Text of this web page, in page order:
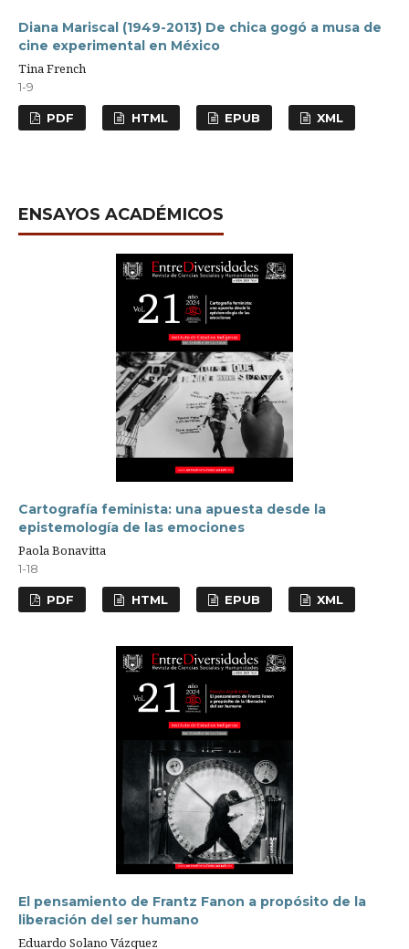
Diana Mariscal (1949-2013) De chica gogó a musa de
cine experimental en México
Tina French
1-9
PDF HTML EPUB XML
ENSAYOS ACADÉMICOS
Cartografía feminista: una apuesta desde la
epistemología de las emociones
Paola Bonavitta
1-18
PDF HTML EPUB XML
El pensamiento de Frantz Fanon a propósito de la
liberación del ser humano
Eduardo Solano Vázquez